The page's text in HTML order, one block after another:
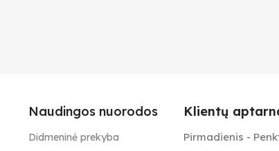
Naudingos nuorodos
Didmeninė prekyba
Klientų
Pirmadienis -